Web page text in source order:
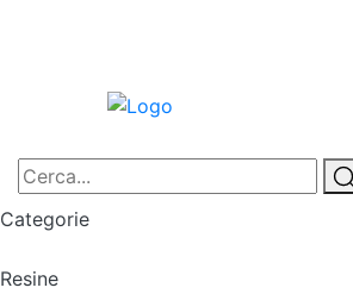
Categorie
Resine